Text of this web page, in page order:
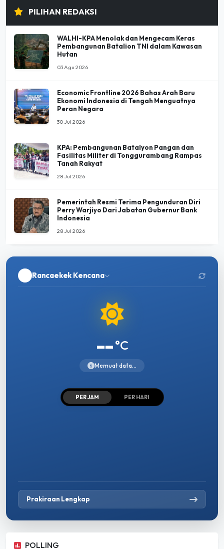
PILIHAN REDAKSI
WALHI-KPA Menolak dan Mengecam Keras
Pembangunan Batalion TNI dalam Kawasan
Hutan
03 Agu 2026
Economic Frontline 2026 Bahas Arah Baru
Ekonomi Indonesia di Tengah Menguatnya
Peran Negara
30 Jul 2026
KPA: Pembangunan Batalyon Pangan dan
Fasilitas Militer di Tonggurambang Rampas
Tanah Rakyat
28 Jul 2026
Pemerintah Resmi Terima Pengunduran Diri
Perry Warjiyo Dari Jabatan Gubernur Bank
Indonesia
28 Jul 2026
Rancaekek Kencana
--°C
Memuat data...
PER JAM PER HARI
Prakiraan Lengkap
POLLING